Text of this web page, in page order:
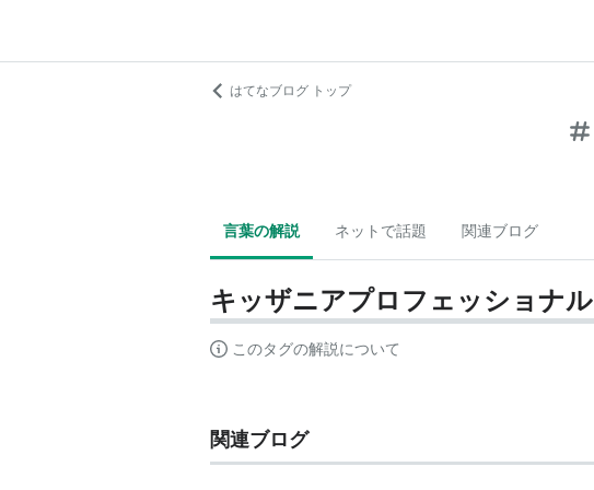
はてなブログ トップ
言葉の解説 ネットで話題 関連ブログ
キッザニアプロフェッショナル
このタグの解説について
関連ブログ